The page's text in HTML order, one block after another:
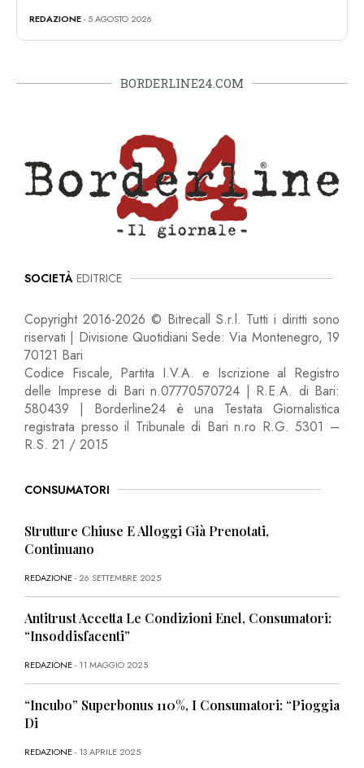
REDAZIONE- 5 AGOSTO 2026
BORDERLINE24.COM
SOCIETÀ EDITRICE
Copyright 2016-2026 © Bitrecall S.r.l. Tutti i diritti sono
riservati | Divisione Quotidiani Sede: Via Montenegro, 19
70121 Bari
Codice Fiscale, Partita I.V.A. e Iscrizione al Registro
delle Imprese di Bari n.07770570724 | R.E.A. di Bari:
580439 | Borderline24 è una Testata Giornalistica
registrata presso il Tribunale di Bari n.ro R.G. 5301 –
R.S. 21 / 2015
CONSUMATORI
Strutture Chiuse E Alloggi Già Prenotati,
Continuano
REDAZIONE- 26 SETTEMBRE 2025
Antitrust Accetta Le Condizioni Enel, Consumatori:
“Insoddisfacenti”
REDAZIONE- 11 MAGGIO 2025
“Incubo” Superbonus 110%, I Consumatori: “Pioggia
Di
REDAZIONE- 13 APRILE 2025